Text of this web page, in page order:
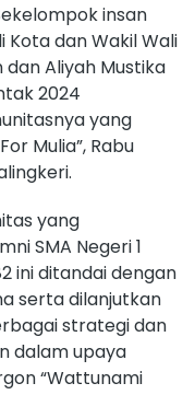
insan
Kota dan Wakil Wali
dan Aliyah Mustika
2024
yang
Mulia”, Rabu
yang
SMA Negeri 1
ini ditandai dengan
serta dilanjutkan
strategi dan
dalam upaya
“Wattunami